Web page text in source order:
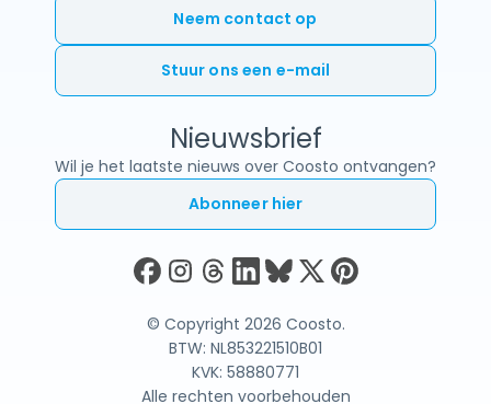
Neem contact op
Stuur ons een e-mail
Nieuwsbrief
Wil je het laatste nieuws over Coosto ontvangen?
Abonneer hier
© Copyright 2026 Coosto.
BTW: NL853221510B01
KVK: 58880771
Alle rechten voorbehouden